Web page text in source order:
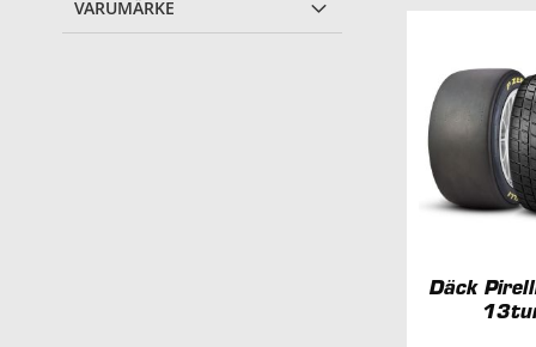
Däck
VARUMÄRKE